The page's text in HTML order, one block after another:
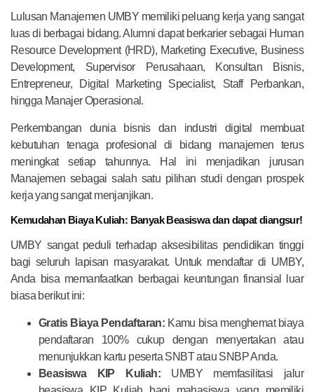
Lulusan Manajemen UMBY memiliki peluang kerja yang sangat
luas di berbagai bidang. Alumni dapat berkarier sebagai Human
Resource Development (HRD), Marketing Executive, Business
Development, Supervisor Perusahaan, Konsultan Bisnis,
Entrepreneur, Digital Marketing Specialist, Staff Perbankan,
hingga Manajer Operasional.
Perkembangan dunia bisnis dan industri digital membuat
kebutuhan tenaga profesional di bidang manajemen terus
meningkat setiap tahunnya. Hal ini menjadikan jurusan
Manajemen sebagai salah satu pilihan studi dengan prospek
kerja yang sangat menjanjikan.
Kemudahan Biaya Kuliah: Banyak Beasiswa dan dapat diangsur!
UMBY sangat peduli terhadap aksesibilitas pendidikan tinggi
bagi seluruh lapisan masyarakat. Untuk mendaftar di UMBY,
Anda bisa memanfaatkan berbagai keuntungan finansial luar
biasa berikut ini:
Gratis Biaya Pendaftaran: Kamu bisa menghemat biaya
pendaftaran 100% cukup dengan menyertakan atau
menunjukkan kartu peserta SNBT atau SNBP Anda.
Beasiswa KIP Kuliah: UMBY memfasilitasi jalur